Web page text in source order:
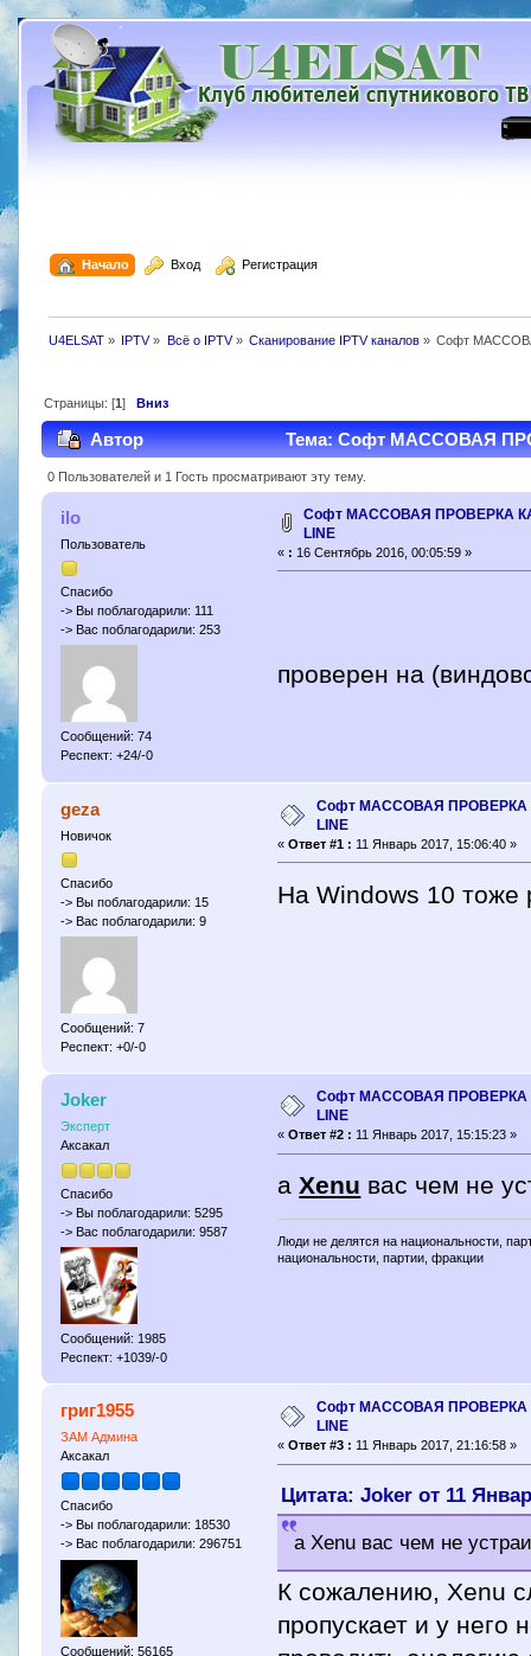
Начало Вход Регистрация
U4ELSAT» IPTV» Всё о IPTV» Сканирование IPTV каналов» Софт
Страницы: [1] Вниз
Автор Тема: Софт МАССОВАЯ
0 Пользователей и 1 Гость просматривают эту тему.
ilo
Пользователь
Спасибо
-> Вы поблагодарили: 111
-> Вас поблагодарили: 253
Сообщений: 74
Респект: +24/-0
Софт МАССОВАЯ ПРОВЕРКА
LINE
« : 16 Сентябрь 2016, 00:05:59 »
проверен на
geza
Новичок
Спасибо
-> Вы поблагодарили: 15
-> Вас поблагодарили: 9
Сообщений: 7
Респект: +0/-0
Софт МАССОВАЯ ПРОВЕРКА
LINE
«Ответ #1 : 11 Январь 2017, 15:06:40 »
На Windows 10 тоже
Joker
Эксперт
Аксакал
Спасибо
-> Вы поблагодарили: 5295
-> Вас поблагодарили: 9587
Сообщений: 1985
Респект: +1039/-0
Софт МАССОВАЯ ПРОВЕРКА
LINE
«Ответ #2 : 11 Январь 2017, 15:15:23 »
aXenu вас чем не
Люди не делятся на национальности,
национальности, партии, фракции
григ1955
ЗАМ Админа
Аксакал
Спасибо
-> Вы поблагодарили: 18530
-> Вас поблагодарили: 296751
Сообщений: 56165
Софт МАССОВАЯ ПРОВЕРКА
LINE
«Ответ #3 : 11 Январь 2017, 21:16:58 »
Цитата: Joker от 11
a Xenu вас чем не
К сожалению, Xenu
пропускает и у